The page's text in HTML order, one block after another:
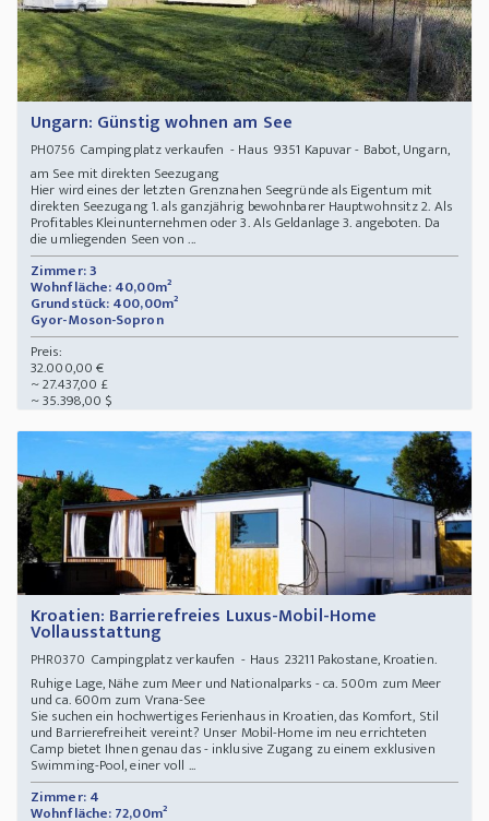
Ungarn: Günstig wohnen am See
PH0756Campingplatz verkaufen - Haus 9351 Kapuvar - Babot, Ungarn,
am See mit direkten Seezugang
Hier wird eines der letzten Grenznahen Seegründe als Eigentum mit
direkten Seezugang 1. als ganzjährig bewohnbarer Hauptwohnsitz 2. Als
Profitables Kleinunternehmen oder 3. Als Geldanlage 3. angeboten. Da
die umliegenden Seen von ...
Zimmer: 3
Wohnfläche: 40,00m²
Grundstück: 400,00m²
Gyor-Moson-Sopron
Preis:
32.000,00 €
~ 27.437,00 £
~ 35.398,00 $
Kroatien: Barrierefreies Luxus-Mobil-Home
Vollausstattung
PHR0370 Campingplatz verkaufen - Haus 23211 Pakostane, Kroatien.
Ruhige Lage, Nähe zum Meer und Nationalparks - ca. 500m zum Meer
und ca. 600m zum Vrana-See
Sie suchen ein hochwertiges Ferienhaus in Kroatien, das Komfort, Stil
und Barrierefreiheit vereint? Unser Mobil-Home im neu errichteten
Camp bietet Ihnen genau das - inklusive Zugang zu einem exklusiven
Swimming-Pool, einer voll ...
Zimmer: 4
Wohnfläche: 72,00m²